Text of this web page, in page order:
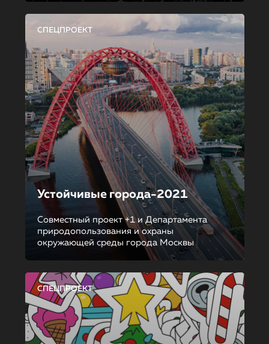
СПЕЦПРОЕКТ
Устойчивые города-2021
Совместный проект +1 и Департамента
природопользования и охраны
окружающей среды города Москвы
СПЕЦПРОЕКТ